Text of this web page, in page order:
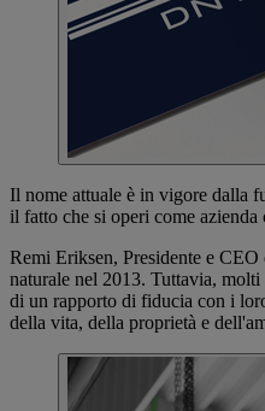
Il nome attuale è in vigore dalla
il fatto che si operi come
Remi Eriksen, Presidente e
naturale nel 2013. Tuttavia,
di un rapporto di fiducia con i
della vita, della proprietà e